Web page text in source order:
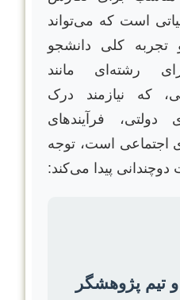
است که می‌تواند
کلی دانشجو
رشته‌ای مانند
که نیازمند درک
دولتی، فرآیندهای
اجتماعی است، توجه
دوچندانی پیدا می‌کند:
تیم پژوهشگر